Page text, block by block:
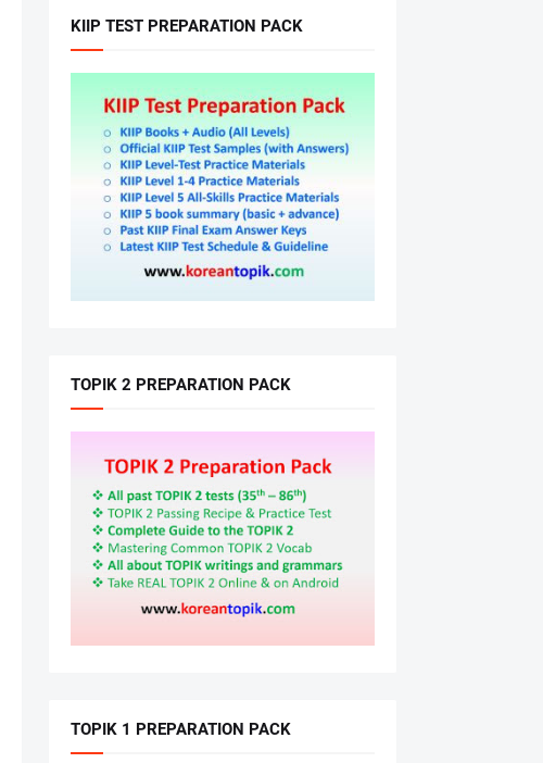
KIIP TEST PREPARATION PACK
TOPIK 2 PREPARATION PACK
TOPIK 1 PREPARATION PACK